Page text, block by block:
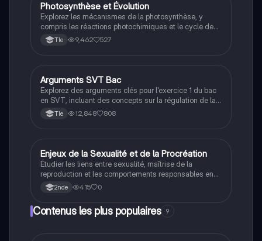
SVT
Photosynthèse et Évolution
Explorez les mécanismes de la photosynthèse, y
compris les réactions photochimiques et le cycle de
Calvin-Benson, ainsi que leur impact sur l'évolution
des plantes et des écosystèmes. Ce document
réponses physiologiques au stress. Type : résumé
éducatif.
Tle 9,462 527
SVT
Arguments SVT Bac
Explorez des arguments clés pour l'exercice 1 du bac
en SVT, incluant des concepts sur la régulation de la
glycémie, le système nerveux humain, la génétique, et
la datation relative des roches. Ce document présente
l'examen.
Tle 12,848 808
ESVT
Enjeux de la Sexualité et de la Procréation
Étudier les liens entre sexualité, maîtrise de la
reproduction et les comportements responsables en
tant qu'adulte.
2nde 415 0
Contenus les plus populaires 9